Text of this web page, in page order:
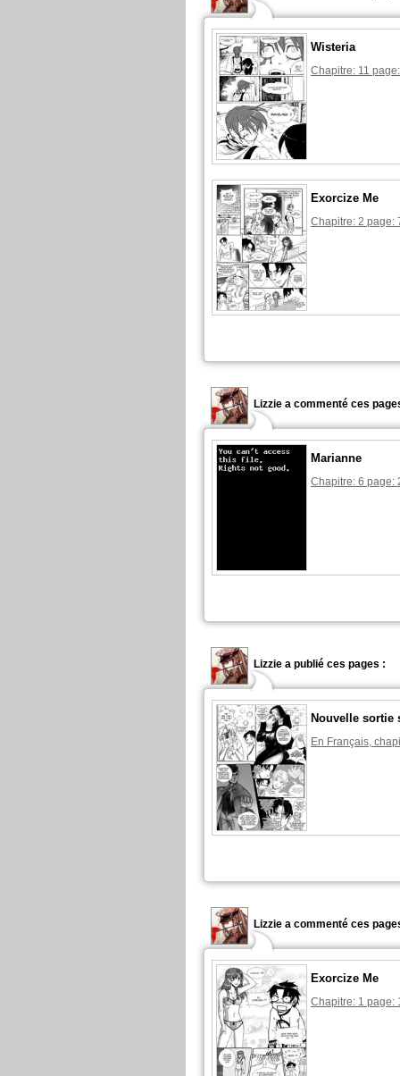
Wisteria
Chapitre: 11
Exorcize Me
Chapitre: 2 page:
Lizzie a commenté ces
Marianne
Chapitre: 6 page:
Lizzie a publié ces pages :
Nouvelle sortie
En Français,
Lizzie a commenté ces
Exorcize Me
Chapitre: 1 page: